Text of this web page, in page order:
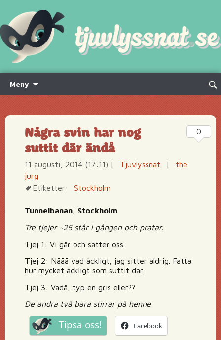
Meny
innehåll
Sök
Några svin har nog
suttit där ändå
11 augusti, 2014 (17:11) | Tjuvlyssnat |
the
jurg
Etiketter:
Stockholm
Tunnelbanan, Stockholm
Tre tjejer ~25 står i gången och pratar.
Tjej 1: Vi går och sätter oss.
Tjej 2: Näää vad äckligt, jag sitter aldrig. Fatta
hur mycket äckligt som suttit där.
Tjej 3: Vadå, typ en gris eller??
De andra två bara stirrar på henne
Tipsa oss! Facebook
0